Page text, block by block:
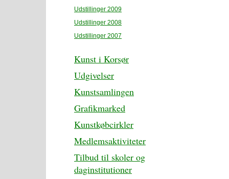
Udstillinger 2009
Udstillinger 2008
Udstillinger 2007
Kunst i Korsør
Udgivelser
Kunstsamlingen
Grafikmarked
Kunstkøbcirkler
Medlemsaktiviteter
Tilbud til skoler og
daginstitutioner